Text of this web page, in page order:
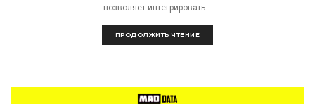
позволяет интегрировать...
ПРОДОЛЖИТЬ ЧТЕНИЕ